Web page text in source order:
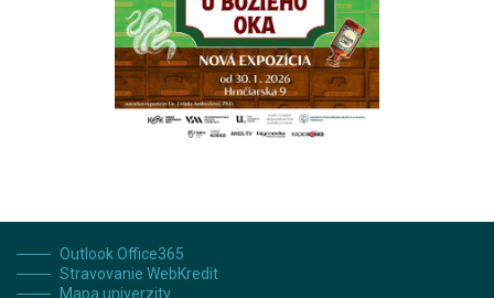
Outlook Office365
Stravovanie WebKredit
Mapa univerzity